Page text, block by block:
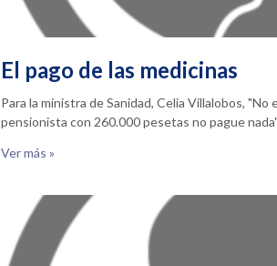
El pago de las medicinas
Para la ministra de Sanidad, Celia Villalobos,
pensionista con 260.000 pesetas no pague nada"
Ver más »